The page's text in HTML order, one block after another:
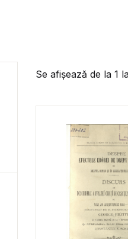
Se afișează de la 1